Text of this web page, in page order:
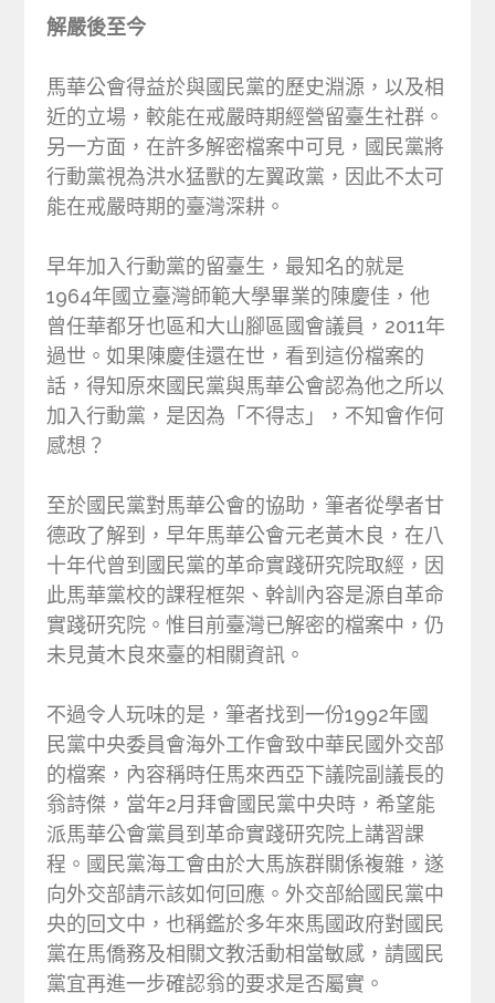
解嚴後至今
馬華公會得益於與國民黨的歷史淵源，以及相
近的立場，較能在戒嚴時期經營留臺生社群。
另一方面，在許多解密檔案中可見，國民黨將
行動黨視為洪水猛獸的左翼政黨，因此不太可
能在戒嚴時期的臺灣深耕。
早年加入行動黨的留臺生，最知名的就是
1964年國立臺灣師範大學畢業的陳慶佳，他
曾任華都牙也區和大山腳區國會議員，2011年
過世。如果陳慶佳還在世，看到這份檔案的
話，得知原來國民黨與馬華公會認為他之所以
加入行動黨，是因為「不得志」，不知會作何
感想？
至於國民黨對馬華公會的協助，筆者從學者甘
德政了解到，早年馬華公會元老黃木良，在八
十年代曾到國民黨的革命實踐研究院取經，因
此馬華黨校的課程框架、幹訓內容是源自革命
實踐研究院。惟目前臺灣已解密的檔案中，仍
未見黃木良來臺的相關資訊。
不過令人玩味的是，筆者找到一份1992年國
民黨中央委員會海外工作會致中華民國外交部
的檔案，內容稱時任馬來西亞下議院副議長的
翁詩傑，當年2月拜會國民黨中央時，希望能
派馬華公會黨員到革命實踐研究院上講習課
程。國民黨海工會由於大馬族群關係複雜，遂
向外交部請示該如何回應。外交部給國民黨中
央的回文中，也稱鑑於多年來馬國政府對國民
黨在馬僑務及相關文教活動相當敏感，請國民
黨宜再進一步確認翁的要求是否屬實。